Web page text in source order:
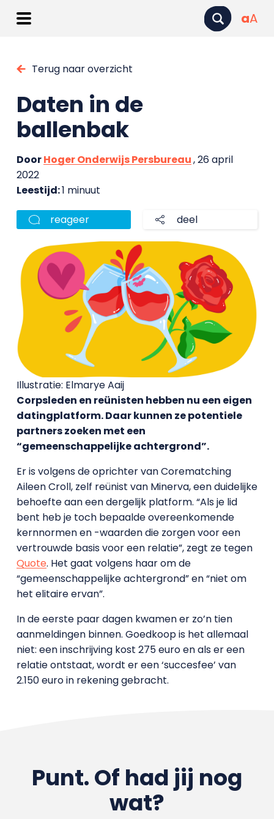
aA
Terug naar overzicht
Daten in de
ballenbak
DoorHoger Onderwijs Persbureau, 26 april
2022
Leestijd:1 minuut
reageer deel
Illustratie: Elmarye Aaij
Corpsleden en reünisten hebben nu een eigen
datingplatform. Daar kunnen ze potentiele
partners zoeken met een
“gemeenschappelijke achtergrond”.
Er is volgens de oprichter van Corematching
Aileen Croll, zelf reünist van Minerva, een duidelijke
behoefte aan een dergelijk platform. “Als je lid
bent heb je toch bepaalde overeenkomende
kernnormen en -waarden die zorgen voor een
vertrouwde basis voor een relatie”, zegt ze tegen
Quote. Het gaat volgens haar om de
“gemeenschappelijke achtergrond” en “niet om
het elitaire ervan”.
In de eerste paar dagen kwamen er zo’n tien
aanmeldingen binnen. Goedkoop is het allemaal
niet: een inschrijving kost 275 euro en als er een
relatie ontstaat, wordt er een ‘succesfee’ van
2.150 euro in rekening gebracht.
Punt. Of had jij nog
wat?